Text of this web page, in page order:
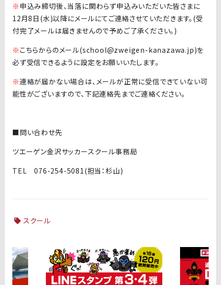
※ 申込み締切後、当落に関わらず申込みいただいた皆さまに
12月8日(水)以降にメールにてご連絡させていただきます。(受
付完了メールは届きませんので予めご了承ください。)
※ こちらからのメール(school@zweigen-kanazawa.jp)を
必ず受信できるように設定をお願いいたします。
※連絡が届かない場合は、メールが正常に受信できていない可
能性がございますので、下記連絡先までご連絡ください。
■問い合わせ先
ツエーゲン金沢サッカースクール事務局
TEL 076-254-5081(担当：杉山)
スクール